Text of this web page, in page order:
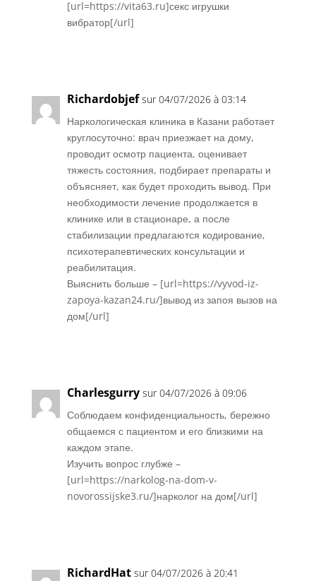
[url=https://vita63.ru]секс игрушки
вибратор[/url]
Richardobjef sur 04/07/2026 à 03:14
Наркологическая клиника в Казани работает
круглосуточно: врач приезжает на дому,
проводит осмотр пациента, оценивает
тяжесть состояния, подбирает препараты и
объясняет, как будет проходить вывод. При
необходимости лечение продолжается в
клинике или в стационаре, а после
стабилизации предлагаются кодирование,
психотерапевтических консультации и
реабилитация.
Выяснить больше – [url=https://vyvod-iz-
zapoya-kazan24.ru/]вывод из запоя вызов на
дом[/url]
Charlesgurry sur 04/07/2026 à 09:06
Соблюдаем конфиденциальность, бережно
общаемся с пациентом и его близкими на
каждом этапе.
Изучить вопрос глубже –
[url=https://narkolog-na-dom-v-
novorossijske3.ru/]нарколог на дом[/url]
RichardHat sur 04/07/2026 à 20:41